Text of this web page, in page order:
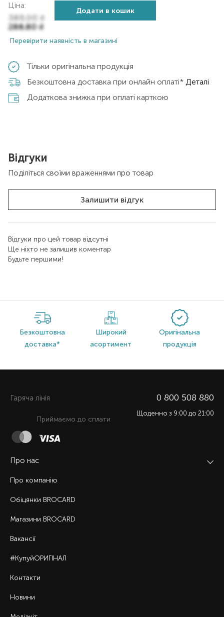
Ціна:
385,00
288,80₴
Додати в кошик
Перевірити наявність в магазині
Тільки оригінальна продукція
Безкоштовна доставка при онлайн оплаті* Деталі
Додаткова знижка при оплаті карткою
Відгуки
Поділіться своїми враженнями про товар
Залишити відгук
Відгуки про цей товар відсутні
Ще ніхто не залишив коментар
Будьте першими!
Безкоштовна
доставка*
Широкий
асортимент
Оригінальна
продукція
Про нас
Про компанію
Обіцянки BROCARD
Магазини BROCARD
Вакансії
#КупуйОРИГІНАЛ
Контакти
Новини
Гаряча лiнiя 0 800 508 880
Щоденно з 9:00 до 21:00
Приймаємо до сплати